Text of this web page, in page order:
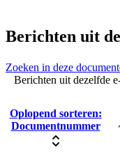
Berichten uit
Zoeken in deze
Berichten uit dezelfde
Oplopend sorteren:
Documentnummer